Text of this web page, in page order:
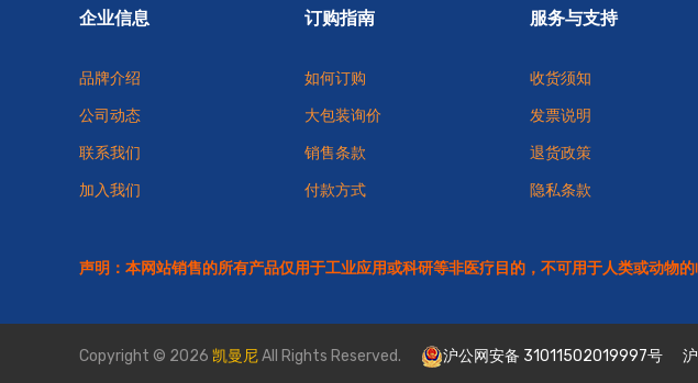
企业信息
品牌介绍
公司动态
联系我们
加入我们
订购指南
如何订购
大包装询价
销售条款
付款方式
服务与支持
收货须知
发票说明
退货政策
隐私条款
声明：本网站销售的所有产品仅用于工业应用或科研等非医疗目的，不可用于人类或动物
Copyright © 2026 凯曼尼All Rights Reserved. 沪公网安备 31011502019997号